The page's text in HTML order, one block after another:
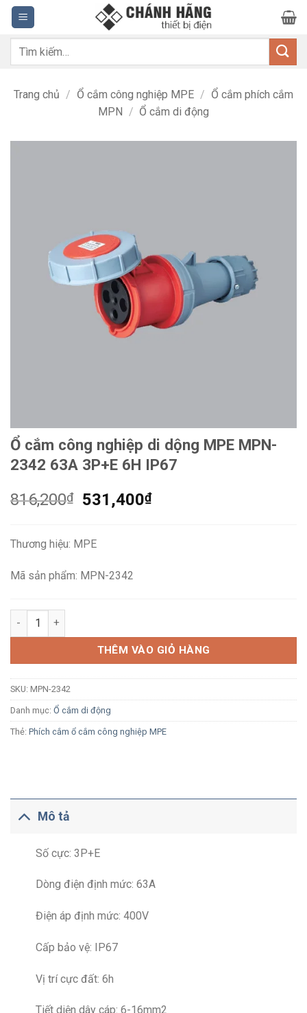
Bỏ
qua
nội
dung
Tìm
Trang chủ / Ổ cắm công nghiệp MPE / Ổ cắm phích cắm
MPN / Ổ cắm di động
Ổ cắm công nghiệp di dộng MPE MPN-
2342 63A 3P+E 6H IP67
816,200₫
Giá
816,200₫.
531,400₫Giá
Thương hiệu: MPE
Mã sản phẩm: MPN-2342
Ổ cắm công nghiệp di dộng MPE MPN-2342 63A 3P+E 6H IP67
THÊM VÀO GIỎ HÀNG
SKU: MPN-2342
Danh mục: Ổ cắm di động
Thẻ: Phích cắm ổ cắm công nghiệp MPE
Mô tả
Số cực: 3P+E
Dòng điện định mức: 63A
Điện áp định mức: 400V
Cấp bảo vệ: IP67
Vị trí cực đất: 6h
Tiết diện dây cáp: 6-16mm2